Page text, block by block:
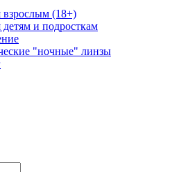
взрослым (18+)
и подросткам
"ночные" линзы